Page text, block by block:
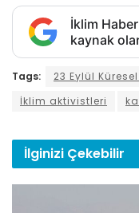
İklim
kaynak
Tags: 23 Eylül
İklim aktivistleri
İlginizi Çekebilir